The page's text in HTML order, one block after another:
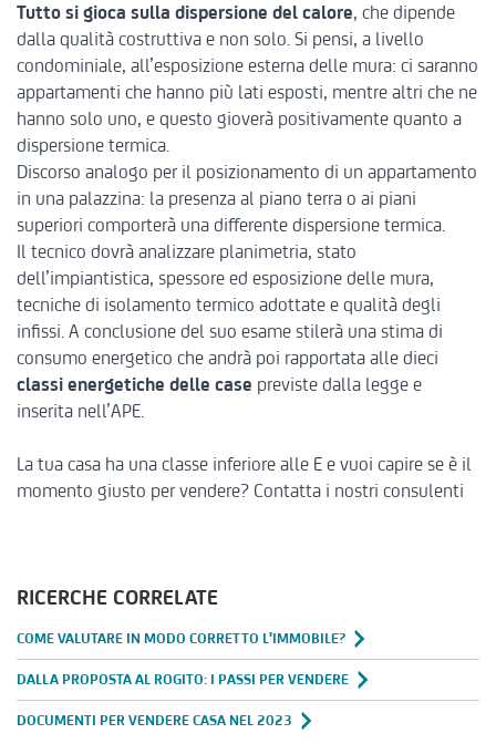
RICERCHE CORRELATE
COME VALUTARE IN MODO CORRETTO L'IMMOBILE?
DALLA PROPOSTA AL ROGITO: I PASSI PER VENDERE
DOCUMENTI PER VENDERE CASA NEL 2023
Tutto si gioca sulla dispersione del calore, che dipende
dalla qualità costruttiva e non solo. Si pensi, a livello
condominiale, all’esposizione esterna delle mura: ci saranno
appartamenti che hanno più lati esposti, mentre altri che ne
hanno solo uno, e questo gioverà positivamente quanto a
dispersione termica.
Discorso analogo per il posizionamento di un appartamento
in una palazzina: la presenza al piano terra o ai piani
superiori comporterà una differente dispersione termica.
Il tecnico dovrà analizzare planimetria, stato
dell’impiantistica, spessore ed esposizione delle mura,
tecniche di isolamento termico adottate e qualità degli
infissi. A conclusione del suo esame stilerà una stima di
consumo energetico che andrà poi rapportata alle dieci
classi energetiche delle case previste dalla legge e
inserita nell’APE.
La tua casa ha una classe inferiore alle E e vuoi capire se è il
momento giusto per vendere? Contatta i nostri consulenti